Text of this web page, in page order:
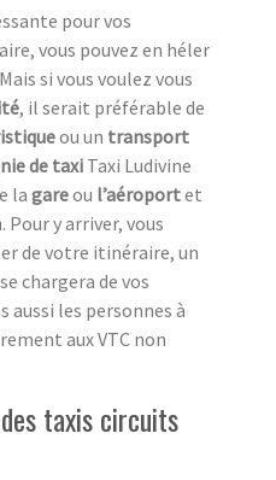
pour vos
vous pouvez en héler
si vous voulez vous
, il serait préférable de
ou un transport
de taxi Taxi Ludivine
la gareou l’aéroportet
y arriver, vous
de votre itinéraire, un
se chargera de vos
aussi les personnes à
aux VTC non
taxis circuits